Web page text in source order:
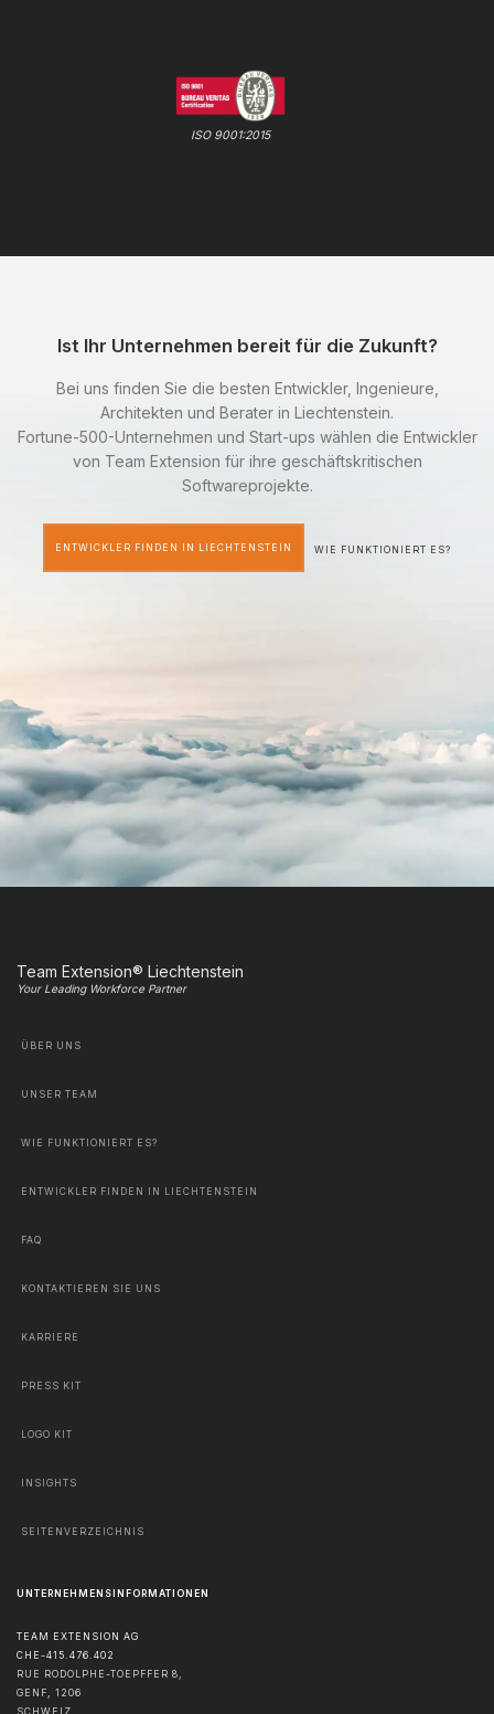
ISO 9001:2015
Ist Ihr Unternehmen bereit für die Zukunft?
Bei uns finden Sie die besten Entwickler, Ingenieure,
Architekten und Berater in Liechtenstein.
Fortune-500-Unternehmen und Start-ups wählen die Entwickler
von Team Extension für ihre geschäftskritischen
Softwareprojekte.
ENTWICKLER FINDEN IN LIECHTENSTEIN WIE FUNKTIONIERT ES?
Team Extension® Liechtenstein
Your Leading Workforce Partner
ÜBER UNS
UNSER TEAM
WIE FUNKTIONIERT ES?
ENTWICKLER FINDEN IN LIECHTENSTEIN
FAQ
KONTAKTIEREN SIE UNS
KARRIERE
PRESS KIT
LOGO KIT
INSIGHTS
SEITENVERZEICHNIS
UNTERNEHMENSINFORMATIONEN
TEAM EXTENSION AG
CHE-415.476.402
RUE RODOLPHE-TOEPFFER 8,
GENF, 1206